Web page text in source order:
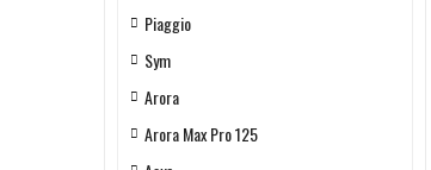
Piaggio
Sym
Arora
Arora Max Pro 125